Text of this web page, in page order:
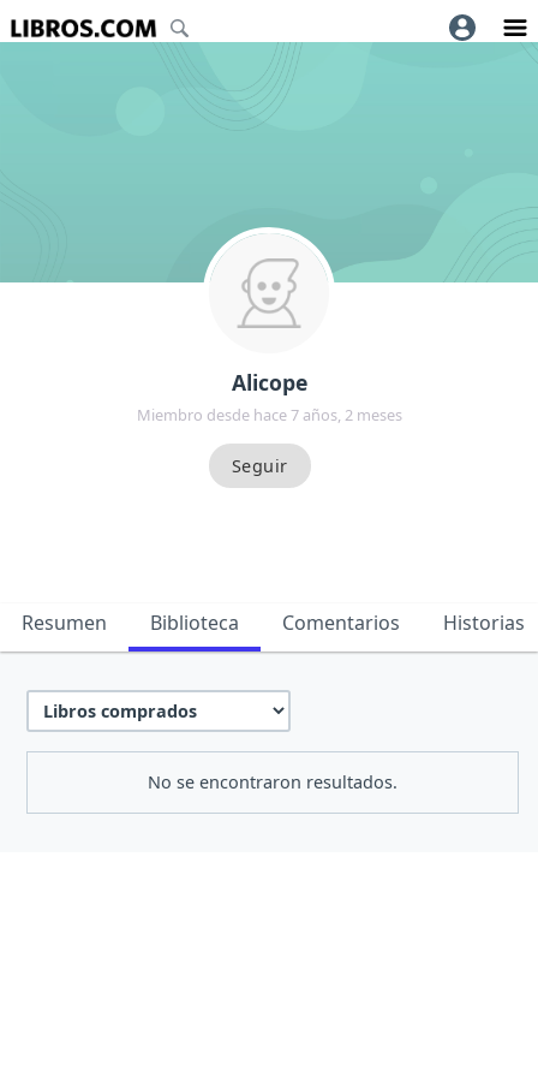
Alicope
Miembro desde hace 7 años, 2 meses
Resumen Biblioteca Comentarios Historias
No se encontraron resultados.